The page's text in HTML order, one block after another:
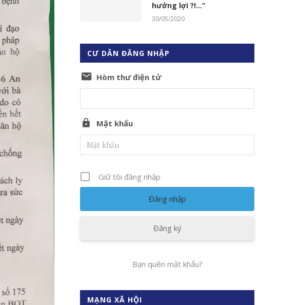
hưởng lợi ?!…”
30/05/2020
CƯ DÂN ĐĂNG NHẬP
Hòm thư điện tử
Mật khẩu
Giữ tôi đăng nhập
Đăng ký
Bạn quên mật khẩu?
MẠNG XÃ HỘI